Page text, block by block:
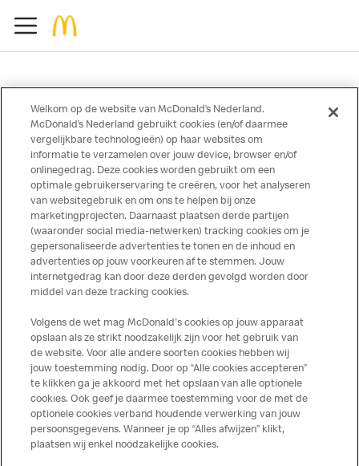
Over ons
Services
Contact
Disclaimer
Privacy Cookies
© Copyright © 2026 McDonald's Nederland.
Welkom op de website van McDonald’s Nederland.
McDonald’s Nederland gebruikt cookies (en/of daarmee
vergelijkbare technologieën) op haar websites om
informatie te verzamelen over jouw device, browser en/of
onlinegedrag. Deze cookies worden gebruikt om een
optimale gebruikerservaring te creëren, voor het analyseren
van websitegebruik en om ons te helpen bij onze
marketingprojecten. Daarnaast plaatsen derde partijen
(waaronder social media-netwerken) tracking cookies om je
gepersonaliseerde advertenties te tonen en de inhoud en
advertenties op jouw voorkeuren af te stemmen. Jouw
internetgedrag kan door deze derden gevolgd worden door
middel van deze tracking cookies.
Volgens de wet mag McDonald's cookies op jouw apparaat
opslaan als ze strikt noodzakelijk zijn voor het gebruik van
de website. Voor alle andere soorten cookies hebben wij
jouw toestemming nodig. Door op “Alle cookies accepteren”
te klikken ga je akkoord met het opslaan van alle optionele
cookies. Ook geef je daarmee toestemming voor de met de
optionele cookies verband houdende verwerking van jouw
persoonsgegevens. Wanneer je op “Alles afwijzen” klikt,
plaatsen wij enkel noodzakelijke cookies.